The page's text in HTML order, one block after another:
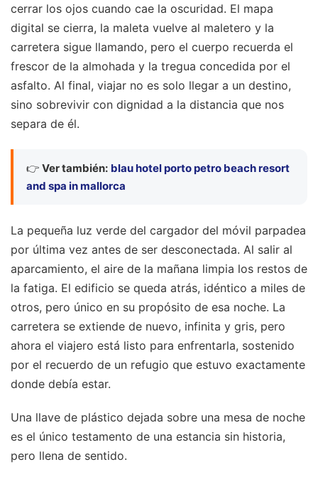
cerrar los ojos cuando cae la oscuridad. El mapa
digital se cierra, la maleta vuelve al maletero y la
carretera sigue llamando, pero el cuerpo recuerda el
frescor de la almohada y la tregua concedida por el
asfalto. Al final, viajar no es solo llegar a un destino,
sino sobrevivir con dignidad a la distancia que nos
separa de él.
👉 Ver también: blau hotel porto petro beach resort
and spa in mallorca
La pequeña luz verde del cargador del móvil parpadea
por última vez antes de ser desconectada. Al salir al
aparcamiento, el aire de la mañana limpia los restos de
la fatiga. El edificio se queda atrás, idéntico a miles de
otros, pero único en su propósito de esa noche. La
carretera se extiende de nuevo, infinita y gris, pero
ahora el viajero está listo para enfrentarla, sostenido
por el recuerdo de un refugio que estuvo exactamente
donde debía estar.
Una llave de plástico dejada sobre una mesa de noche
es el único testamento de una estancia sin historia,
pero llena de sentido.